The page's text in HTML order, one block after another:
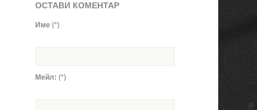
ОСТАВИ КОМЕНТАР
Име(*)
Мейл:(*)